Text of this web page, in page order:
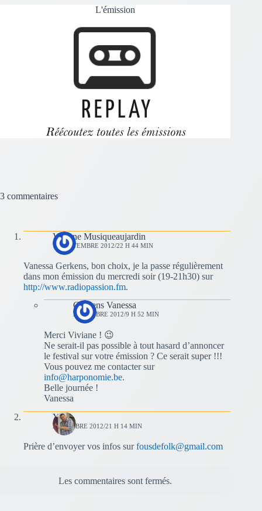
L'émission
3 commentaires
Viviane Musiqueaujardin
17 SEPTEMBRE 2012/22 H 44 MIN
Vanessa Gerkens, bon choix, je la passe régulièrement
dans mon émission du mercredi soir (19-21h30) sur
http://www.radiopassion.fm.
Gerkens Vanessa
2 OCTOBRE 2012/9 H 52 MIN
Merci Viviane ! 😉
Ne serait-il pas possible à tout hasard d’annoncer
le festival sur votre émission ? Ce serait super !!!
Vous pouvez me contacter sur
info@harponomie.be.
Belle journée !
Vanessa
Yves
2 OCTOBRE 2012/21 H 14 MIN
Prière d’envoyer vos infos surfousdefolk@gmail.com
Les commentaires sont fermés.